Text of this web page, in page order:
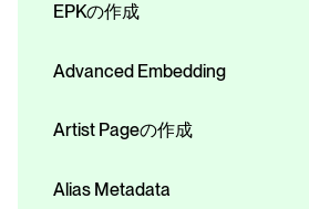
EPKの作成
Advanced Embedding
Artist Pageの作成
Alias Metadata